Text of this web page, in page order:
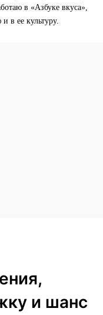
в «Азбуке вкуса»,
в ее культуру.
и шанс